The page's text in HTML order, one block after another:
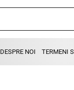
DESPRE NOI TERMENI